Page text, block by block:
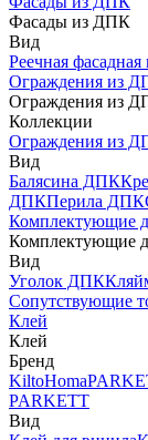
Фасады из ДПК
Вид
Реечная
Ограждения из
Ограждения из
Коллекции
Ограждения из
Вид
Балясина ДПК
ДПКПерила ДПК
Комплектующие
Комплектующие
Вид
Уголок ДПК
Сопутствующие
Клей
Клей
Бренд
KiltoHoma
PARKETT
Вид